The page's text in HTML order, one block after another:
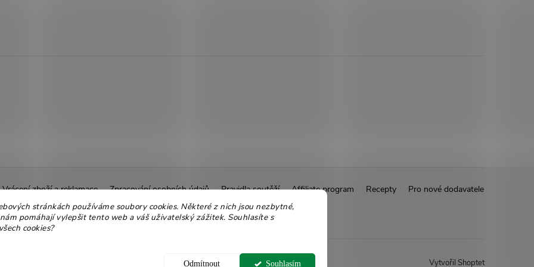
stránkách používáme soubory cookies. Některé z nich jsou nezbytné,
pomáhají vylepšit tento web a váš uživatelský zážitek. Souhlasíte s
cookies?
Odmítnout Souhlasím
Vrácení zboží a reklamace Zpracování osobních údajů Pravidla soutěží Affiliate program Recepty
Pro nové dodavatele
Ekologické balení
Moje objednávka
Vytvořil Shoptet